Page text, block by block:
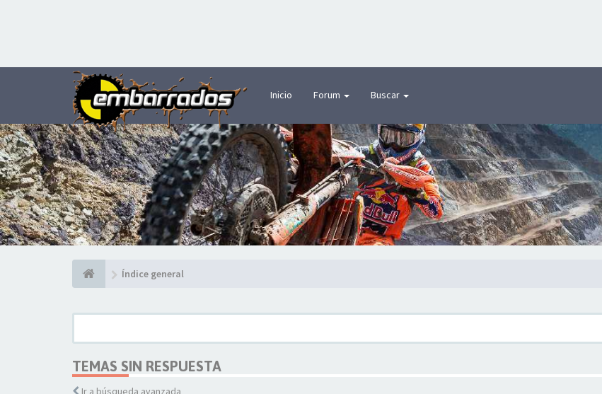
Inicio Forum Buscar
Índice general
TEMAS SIN RESPUESTA
Ir a búsqueda avanzada